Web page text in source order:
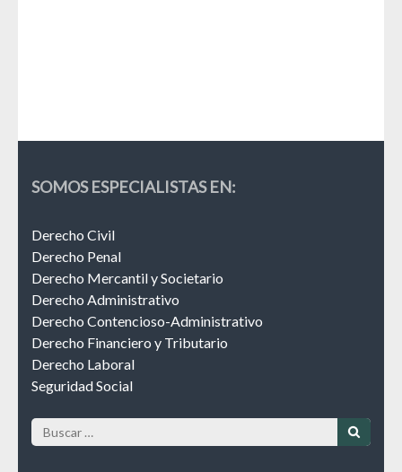
SOMOS ESPECIALISTAS EN:
Derecho Civil
Derecho Penal
Derecho Mercantil y Societario
Derecho Administrativo
Derecho Contencioso-Administrativo
Derecho Financiero y Tributario
Derecho Laboral
Seguridad Social
Buscar: